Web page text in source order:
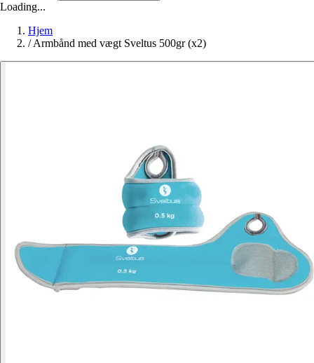
Loading...
Hjem
/ Armbånd med vægt Sveltus 500gr (x2)